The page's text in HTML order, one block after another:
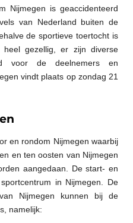
Nijmegen is geaccidenteerd
van Nederland buiten de
de sportieve toertocht is
gezellig, er zijn diverse
voor de deelnemers en
vindt plaats op zondag 21
en rondom Nijmegen waarbij
en ten oosten van Nijmegen
aangedaan. De start- en
in Nijmegen. De
Nijmegen kunnen bij de
namelijk: